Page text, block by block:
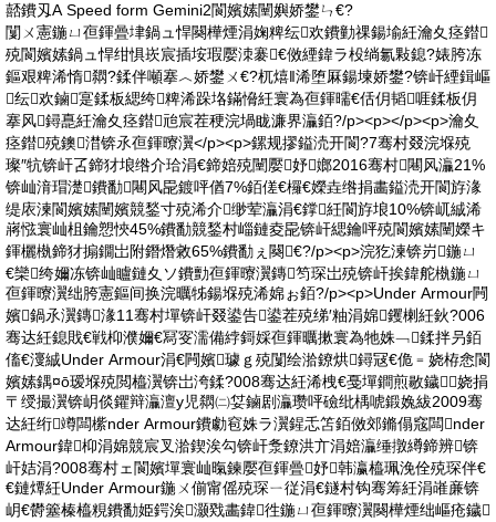
嚭鐨刄A Speed form Gemini2閬嬪嫊闉嬩娇鐢ㄣ€?
闅ㄨ憲鍦ㄩ亱鍕曡垏鍋ュ悍闋樺煙涓婅粺纭欢鐨勭祼鍚堬紝瀹夊痉鐟
殑閬嬪嫊鍋ュ悍绀惧崁宸插垵瑕嬮洓褰€傚緸鍏ラ杸绱氱敤鎴?婊胯冻
鏂艰粺浠惰閷?鍒伴噸搴︿娇鐢ㄨ€?杌熺‖浠堕厤鍚堜娇鐢?锛屽緸鍓嶇
纭欢鏀寔鍒板緦绔粺浠跺垎鏋愶紝寰為亱鍕曘€佸仴韬啀鍒板仴
搴风鐞嗭紝瀹夊痉鐟兘宸茬稉浣堝眬濂界灜銆?/p><p></p><p>瀹夊
痉鐟殑鐭澘锛氶亱鍕曢瀷</p><p>鏍规摎鎰涜开閬?7骞村叕浣堢殑
璨″牨锛屽叾鍗犲埌绺介珨涓€鍗婄殑闉嬮妤嫏2016骞村闀风灜21%
锛屾湇瑁濋鐨勫闀风巼鍍呯偤7%銆傞€欏€嬫垚绺捐畵鎰涜开閬斿湪
缇庡湅閬嬪嫊闉嬪競鍫寸殑浠介缈荤灜涓€鐣紝閬斿埌10%锛屼絾浠
嶈惤寰屾柤鑰愬悏45%鐨勫競鍫村崰鏈夌巼锛屽緦鑰呯殑閬嬪嫊闉嬫キ
鍕欐槸鍗犲搧鐗岀附鐕熸敹65%鐨勫ぇ闋€?/p><p>浣犵湅锛岃鍦ㄩ
€欒绔嬭冻锛屾矑鏈夊ソ鐨勯亱鍕曢瀷鏄笉琛岀殑锛屽挨鍏舵槸鍦ㄩ
亱鍕曢瀷绌胯憲鏂间换浣曞牬鍚堢殑浠婂ぉ銆?/p><p>Under Armour闁
嬪鍋氶瀷鏄湪11骞村墠锛屽叕鍙告鍙茬殑绨′粙涓婂钁楋紝鈥?006
骞达紝鎴戝€戦枊濮嬭€冩叜濡備綍鎶婇亱鍕曞摗寰為牠姝﹁鍒拌叧銆
傗€濅絾Under Armour涓€闁嬪璩ｇ殑闅绘湁鐐烘鐞冦€佹﹦娆栫悆閬
嬪嫊鍝¤ō瑷堢殑閲橀瀷锛岀洿鍒?008骞达紝浠栧€戞墠鐧煎敭鐬娆捐
〒绶撮瀷锛岄倓鑺辩灜澶у児閷㈡姇鏀剧灜瓒呯礆纰楀唬鍛婏紱2009骞
达紝绗竴闆橴nder Armour鐨勮窇姝ラ瀷鍟忎笘銆傚郊鏅傝窛闆nder
Armour鍏枊涓婂競宸叉湁鍥涘勾锛屽洜鐐洪亣涓婄灜缍撴繜鍗辨锛
屽姞涓?008骞村ェ閬嬪墠寰屾暣鍊嬮亱鍕曡妤韩瀛橀珮浼佺殑琛伴€
€鏈燂紝Under Armour鍦ㄨ偂甯傜殑琛ㄧ従涓€鐩村钩骞筹紝涓嶉亷锛
岄€欎簺榛橀粯鐨勫姫鍔涘灏戣畵鍏徃鍦ㄩ亱鍕曢瀷闋樺煙绌嶇疮鐬